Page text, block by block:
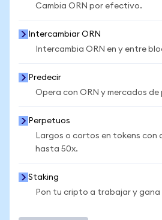
Cambia ORN por efectivo.
Intercambiar ORN
Intercambia ORN en y entre
Predecir
Opera con ORN y mercados
Perpetuos
Largos o cortos en tokens con
hasta 50x.
Staking
Pon tu cripto a trabajar y gana